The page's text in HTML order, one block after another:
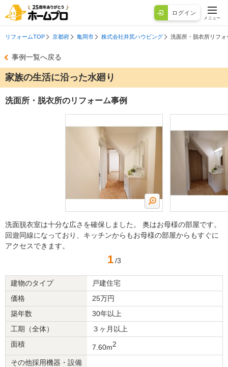
ログイン
メニュー
リフォームTOP 京都府 亀岡市 株式会社井尻ハウビング 洗面所・脱衣所リフ
事例一覧へ戻る
家族の生活に沿った水廻り
洗面所・脱衣所のリフォーム事例
洗面脱衣室は十分な広さを確保しました。 奥はお母様の部屋です。
回遊同線になっており、キッチンからもお母様の部屋からもすぐに
アクセスできます。
1 /3
建物のタイプ
戸建住宅
価格
25万円
築年数
30年以上
工期（全体）
３ヶ月以上
面積
7.60m2
その他採用機器・設備